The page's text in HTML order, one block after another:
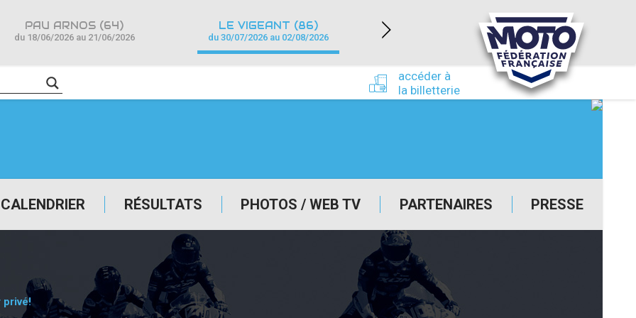
CALENDRIER RÉSULTATS PHOTOS / WEB TV PARTENAIRES PRESSE
accéder à
la billetterie
PAU ARNOS (64)
du 18/06/2026 au 21/06/2026
LE VIGEANT (86)
du 30/07/2026 au 02/08/2026
NEVERS MAGNY-COURS (58)
du 24/09/2026 au 27/09/2026
privé!